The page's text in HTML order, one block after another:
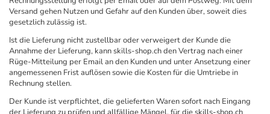
Versand gehen Nutzen und Gefahr auf den Kunden über, soweit dies
gesetzlich zulässig ist.
Ist die Lieferung nicht zustellbar oder verweigert der Kunde die
Annahme der Lieferung, kann skills-shop.ch den Vertrag nach einer
Rüge-Mitteilung per Email an den Kunden und unter Ansetzung einer
angemessenen Frist auflösen sowie die Kosten für die Umtriebe in
Rechnung stellen.
Der Kunde ist verpflichtet, die gelieferten Waren sofort nach Eingang